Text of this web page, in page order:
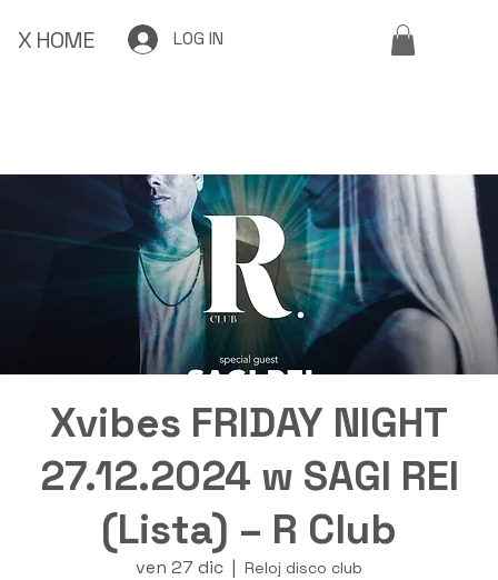
X HOME LOG IN
Xvibes FRIDAY NIGHT
27.12.2024 w SAGI REI
(Lista) – R Club
ven 27 dic
  |
Reloj disco club